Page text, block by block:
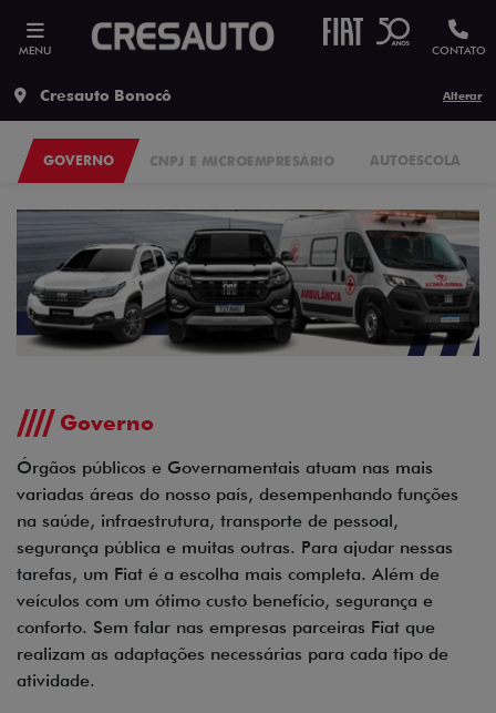
MENU CONTATO
Cresauto Bonocô Alterar
CNPJ E MICROEMPRESÁRIO AUTOESCOLA
GOVERNO
Governo
Órgãos públicos e Governamentais atuam nas mais
variadas áreas do nosso país, desempenhando funções
na saúde, infraestrutura, transporte de pessoal,
segurança pública e muitas outras. Para ajudar nessas
tarefas, um Fiat é a escolha mais completa. Além de
veículos com um ótimo custo benefício, segurança e
conforto. Sem falar nas empresas parceiras Fiat que
realizam as adaptações necessárias para cada tipo de
atividade.